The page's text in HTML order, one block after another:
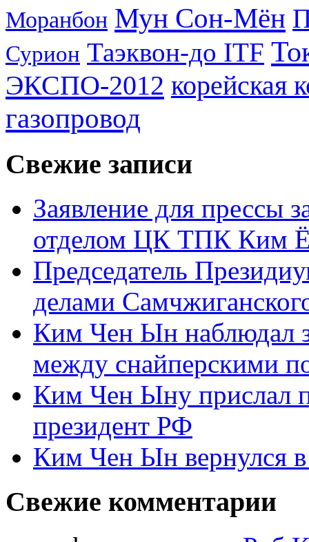
Моранбон Мун Сон-Мён
Сурион Таэквон-до ITF
ЭКСПО-2012 корейская
газопровод
Свежие записи
Заявление для прессы
отделом ЦК ТПК Ким
Председатель
делами
Ким Чен Ын наблюдал
между снайперскими
Ким Чен Ыну прислал
президент РФ
Ким Чен Ын вернулся
Свежие комментарии